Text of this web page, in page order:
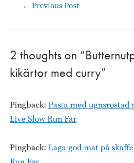
← Previous Post
2 thoughts on
kikärtor med curry”
Pingback: Pasta med ugnsrostad
Live Slow Run Far
Pingback: Laga god mat på